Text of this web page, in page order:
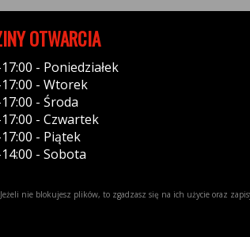
OTWARCIA
- Poniedziałek
- Wtorek
- Środa
- Czwartek
- Piątek
- Sobota
nie blokujesz plików, to zgadzasz się na ich użycie oraz